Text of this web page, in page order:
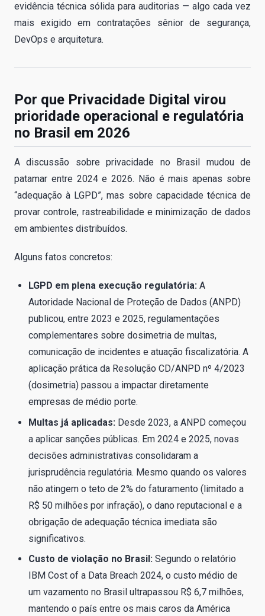
evidência técnica sólida para auditorias — algo cada vez
mais exigido em contratações sênior de segurança,
DevOps e arquitetura.
Por que Privacidade Digital virou
prioridade operacional e regulatória
no Brasil em 2026
A discussão sobre privacidade no Brasil mudou de
patamar entre 2024 e 2026. Não é mais apenas sobre
“adequação à LGPD”, mas sobre capacidade técnica de
provar controle, rastreabilidade e minimização de dados
em ambientes distribuídos.
Alguns fatos concretos:
LGPD em plena execução regulatória: A
Autoridade Nacional de Proteção de Dados (ANPD)
publicou, entre 2023 e 2025, regulamentações
complementares sobre dosimetria de multas,
comunicação de incidentes e atuação fiscalizatória. A
aplicação prática da Resolução CD/ANPD nº 4/2023
(dosimetria) passou a impactar diretamente
empresas de médio porte.
Multas já aplicadas: Desde 2023, a ANPD começou
a aplicar sanções públicas. Em 2024 e 2025, novas
decisões administrativas consolidaram a
jurisprudência regulatória. Mesmo quando os valores
não atingem o teto de 2% do faturamento (limitado a
R$ 50 milhões por infração), o dano reputacional e a
obrigação de adequação técnica imediata são
significativos.
Custo de violação no Brasil: Segundo o relatório
IBM Cost of a Data Breach 2024, o custo médio de
um vazamento no Brasil ultrapassou R$ 6,7 milhões,
mantendo o país entre os mais caros da América